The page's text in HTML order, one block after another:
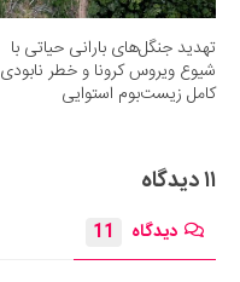
تهدید جنگل‌های بارانی حیاتی با
شیوع ویروس کرونا و خطر نابودی
کامل زیست‌بوم استوایی
۱۱ دیدگاه
دیدگاه 11